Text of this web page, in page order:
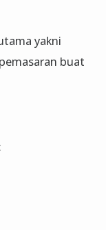
yakni
buat
: